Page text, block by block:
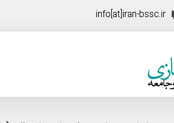
info[at]iran-bssc.ir